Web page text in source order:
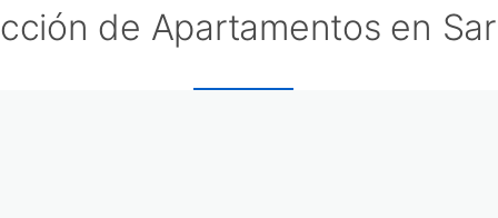
de Apartamentos en